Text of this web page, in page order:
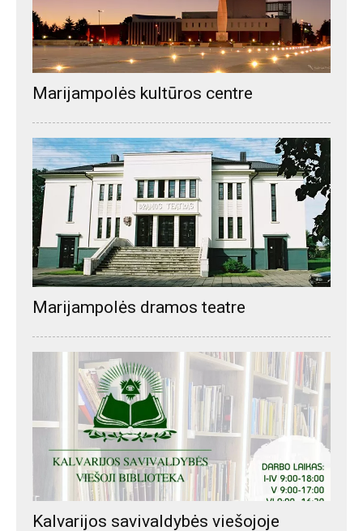
Marijampolės kultūros centre
Marijampolės dramos teatre
Kalvarijos savivaldybės viešojoje